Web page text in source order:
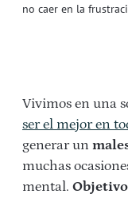
no caer en la
Vivimos en una
ser el mejor en
generar un
muchas
mental.